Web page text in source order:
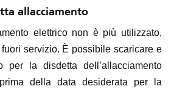
allacciamento
elettrico non è più utilizzato,
servizio. È possibile scaricare e
per la disdetta dell’allacciamento
della data desiderata per la